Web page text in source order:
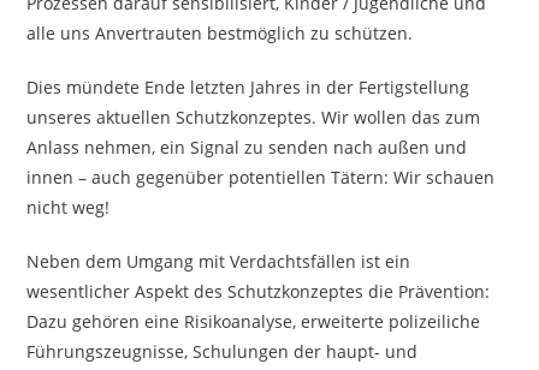
alle uns Anvertrauten bestmöglich zu schützen.
Dies mündete Ende letzten Jahres in der Fertigstellung
unseres aktuellen Schutzkonzeptes. Wir wollen das zum
Anlass nehmen, ein Signal zu senden nach außen und
innen – auch gegenüber potentiellen Tätern: Wir schauen
nicht weg!
Neben dem Umgang mit Verdachtsfällen ist ein
wesentlicher Aspekt des Schutzkonzeptes die Prävention:
Dazu gehören eine Risikoanalyse, erweiterte polizeiliche
Führungszeugnisse, Schulungen der haupt- und